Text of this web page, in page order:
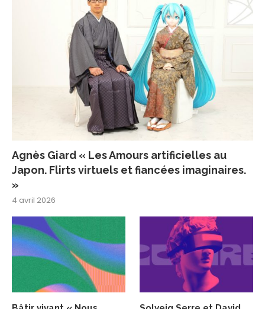
Agnès Giard « Les Amours artificielles au
Japon. Flirts virtuels et fiancées imaginaires.
»
4 avril 2026